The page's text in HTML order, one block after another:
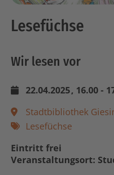
Lesefüchse
Wir lesen vor
22.04.2025, 16.00 -
Stadtbibliothek
Lesefüchse
Eintritt frei
Veranstaltungsort:
Login Konto
other languages